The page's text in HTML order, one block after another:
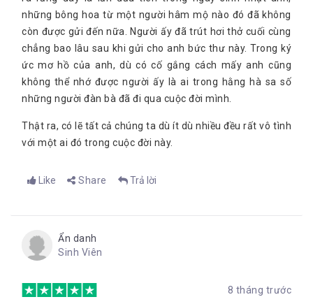
những bông hoa từ một người hâm mộ nào đó đã không
còn được gửi đến nữa. Người ấy đã trút hơi thở cuối cùng
chẳng bao lâu sau khi gửi cho anh bức thư này. Trong ký
ức mơ hồ của anh, dù có cố gắng cách mấy anh cũng
không thể nhớ được người ấy là ai trong hằng hà sa số
những người đàn bà đã đi qua cuộc đời mình.
Thật ra, có lẽ tất cả chúng ta dù ít dù nhiều đều rất vô tình
với một ai đó trong cuộc đời này.
Like Share Trả lời
Ẩn danh
Sinh Viên
8 tháng trước